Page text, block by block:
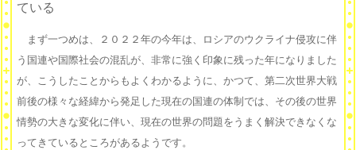
ている
まず一つめは、２０２２年の今年は、ロシアのウクライナ侵攻に伴
う国連や国際社会の混乱が、非常に強く印象に残った年になりました
が、こうしたことからもよくわかるように、かつて、第二次世界大戦
前後の様々な経緯から発足した現在の国連の体制では、その後の世界
情勢の大きな変化に伴い、現在の世界の問題をうまく解決できなくな
ってきているところがあるようです。